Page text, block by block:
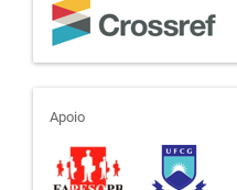
apoio
Apoio